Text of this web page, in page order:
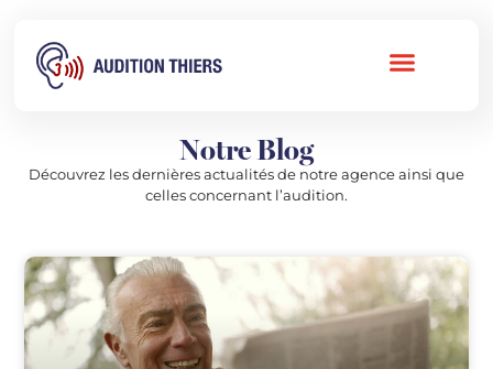
Notre Blog
Découvrez les dernières actualités de notre agence ainsi que
celles concernant l’audition.